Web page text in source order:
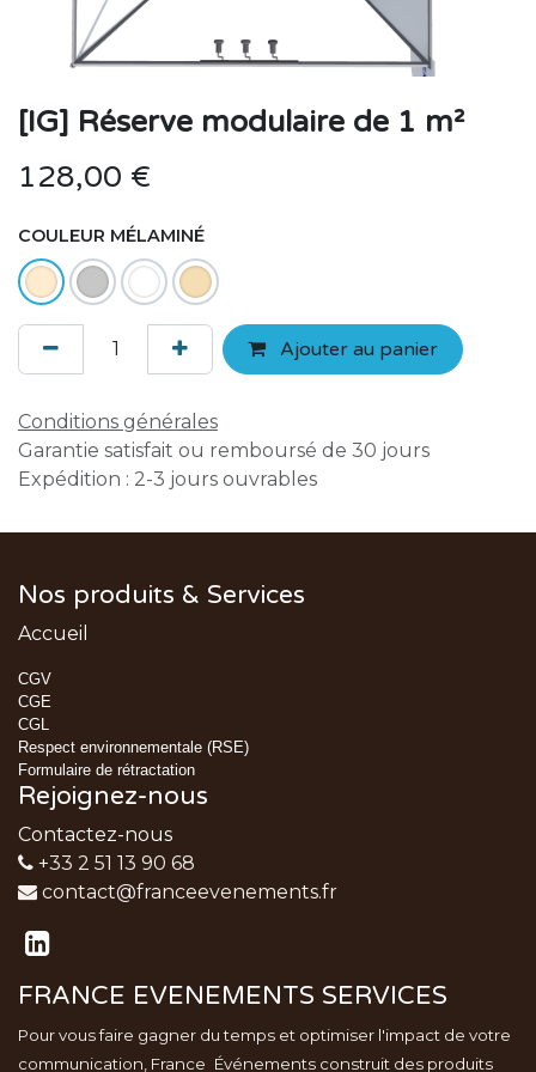
[IG] Réserve modulaire de 1 m²
128,00 €
COULEUR MÉLAMINÉ
Ajouter au panier
Conditions générales
Garantie satisfait ou remboursé de 30 jours
Expédition : 2-3 jours ouvrables
Nos produits & Services
Accueil
CGV
CGE
CGL
Respect environnementale (RSE)
Formulaire de rétractation
Rejoignez-nous
Contactez-nous
+33 2 51 13 90 68
contact@franceevenements.fr
FRANCE EVENEMENTS SERVICES
Pour vous faire gagner du temps et optimiser l'impact de votre
communication, France Événements construit des produits